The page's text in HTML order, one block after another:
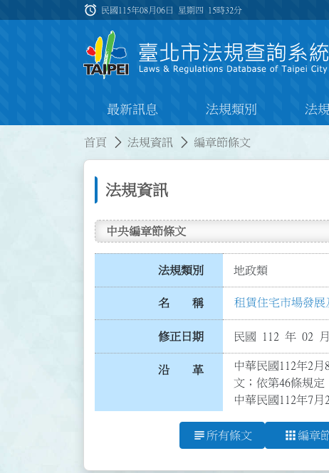
:::
alarm 民國115年08月06日 星期四 15時32分
最新訊息 法規類別 法
首頁 法規資訊 編章節條文
法規資訊
中央編章節條文
法規類別 地政類
名 稱 租賃住宅市場發展
修正日期 民國 112 年 02
沿 革
中華民國112年2
文；依第46條規
中華民國112年7
subject 所有條文 apps 編章